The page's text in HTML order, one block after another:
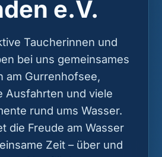
e.V.
Taucherinnen und
bei uns gemeinsames
am Gurrenhofsee,
Ausfahrten und viele
rund ums Wasser.
die Freude am Wasser
Zeit – über und